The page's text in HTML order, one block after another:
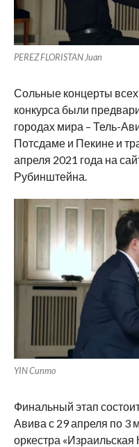
PEREZ FLORISTAN Juan
Сольные концерты всех
конкурса были
городах мира – Тель-
Потсдаме и Пекине и
апреля 2021 года на
Рубинштейна.
YIN Cunmo
Финальный этап
Авива с 29 апреля по 3
оркестра